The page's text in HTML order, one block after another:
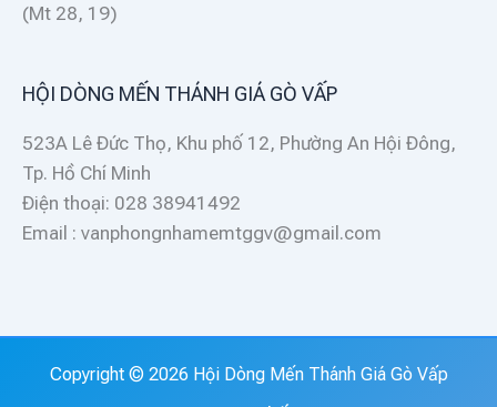
(Mt 28, 19)
HỘI DÒNG MẾN THÁNH GIÁ GÒ VẤP
523A Lê Đức Thọ, Khu phố 12, Phường An Hội Đông,
Tp. Hồ Chí Minh
Điện thoại: 028 38941492
Email : vanphongnhamemtggv@gmail.com
Copyright © 2026 Hội Dòng Mến Thánh Giá Gò Vấp